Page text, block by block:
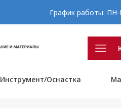
График работы:
Инструмент/Оснастка